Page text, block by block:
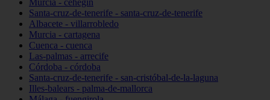
Murcia - cehegín
Santa-cruz-de-tenerife - santa-cruz-de-tenerife
Albacete - villarrobledo
Murcia - cartagena
Cuenca - cuenca
Las-palmas - arrecife
Córdoba - córdoba
Santa-cruz-de-tenerife - san-cristóbal-de-la-laguna
Illes-balears - palma-de-mallorca